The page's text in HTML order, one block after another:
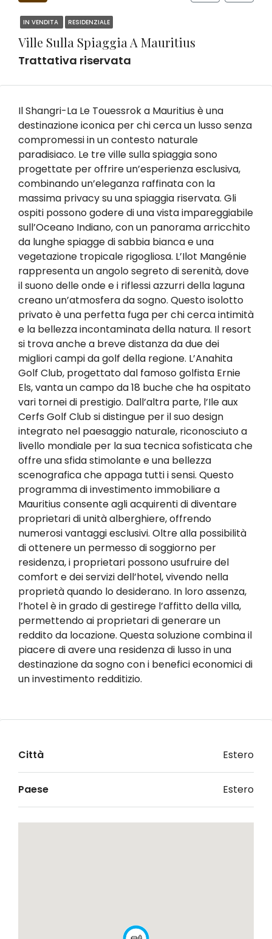
IN VENDITA RESIDENZIALE
Ville Sulla Spiaggia A Mauritius
Trattativa riservata
Il Shangri-La Le Touessrok a Mauritius è una
destinazione iconica per chi cerca un lusso senza
compromessi in un contesto naturale
paradisiaco. Le tre ville sulla spiaggia sono
progettate per offrire un’esperienza esclusiva,
combinando un’eleganza raffinata con la
massima privacy su una spiaggia riservata. Gli
ospiti possono godere di una vista impareggiabile
sull’Oceano Indiano, con un panorama arricchito
da lunghe spiagge di sabbia bianca e una
vegetazione tropicale rigogliosa. L’Ilot Mangénie
rappresenta un angolo segreto di serenità, dove
il suono delle onde e i riflessi azzurri della laguna
creano un’atmosfera da sogno. Questo isolotto
privato è una perfetta fuga per chi cerca intimità
e la bellezza incontaminata della natura. Il resort
si trova anche a breve distanza da due dei
migliori campi da golf della regione. L’Anahita
Golf Club, progettato dal famoso golfista Ernie
Els, vanta un campo da 18 buche che ha ospitato
vari tornei di prestigio. Dall’altra parte, l’Ile aux
Cerfs Golf Club si distingue per il suo design
integrato nel paesaggio naturale, riconosciuto a
livello mondiale per la sua tecnica sofisticata che
offre una sfida stimolante e una bellezza
scenografica che appaga tutti i sensi. Questo
programma di investimento immobiliare a
Mauritius consente agli acquirenti di diventare
proprietari di unità alberghiere, offrendo
numerosi vantaggi esclusivi. Oltre alla possibilità
di ottenere un permesso di soggiorno per
residenza, i proprietari possono usufruire del
comfort e dei servizi dell’hotel, vivendo nella
proprietà quando lo desiderano. In loro assenza,
l’hotel è in grado di gestirege l’affitto della villa,
permettendo ai proprietari di generare un
reddito da locazione. Questa soluzione combina il
piacere di avere una residenza di lusso in una
destinazione da sogno con i benefici economici di
un investimento redditizio.
Città Estero
Paese Estero